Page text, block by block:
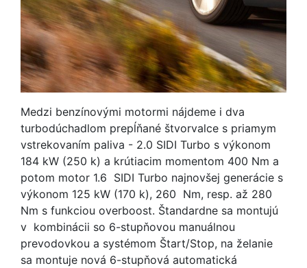
Medzi benzínovými motormi nájdeme i dva
turbodúchadlom prepĺňané štvorvalce s priamym
vstrekovaním paliva - 2.0 SIDI Turbo s výkonom
184 kW (250 k) a krútiacim momentom 400 Nm a
potom motor 1.6 SIDI Turbo najnovšej generácie s
výkonom 125 kW (170 k), 260 Nm, resp. až 280
Nm s funkciou overboost. Štandardne sa montujú
v kombinácii so 6-stupňovou manuálnou
prevodovkou a systémom Štart/Stop, na želanie
sa montuje nová 6-stupňová automatická